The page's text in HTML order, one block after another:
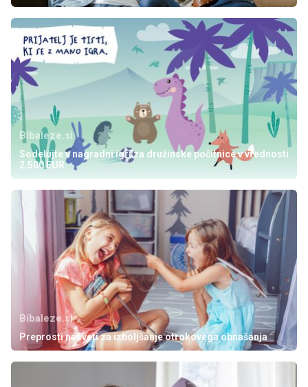
Bibaleze.si
Sodelujte v nagradni igri za družinske počitnice v vrednosti
2.500 EUR
Bibaleze.si
Preprosti nasveti za izboljšanje otrokovega obnašanja